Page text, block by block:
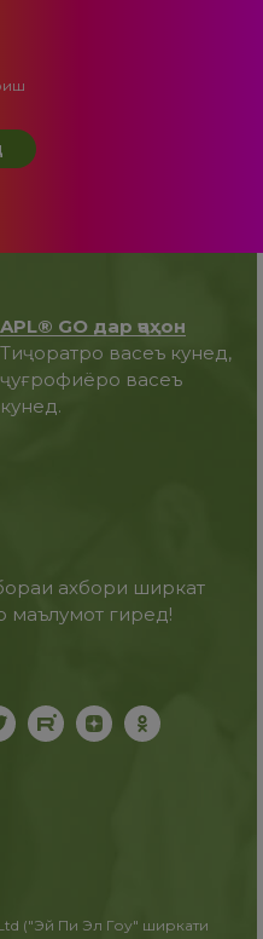
APL® GO дар ҷаҳон
Тиҷоратро васеъ кунед,
ҷуғрофиёро васеъ
кунед.
ахбори ширкат
маълумот гиред!
("Эй Пи Эл Гоу" ширкати